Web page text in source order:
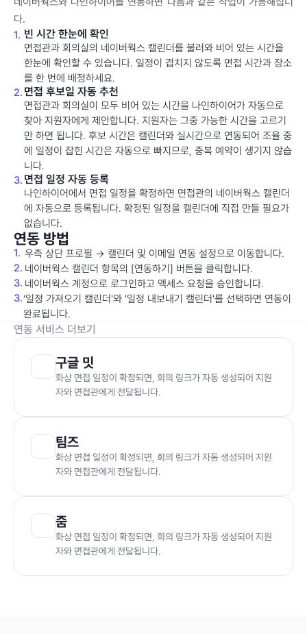
다.
1. 빈 시간 한눈에 확인
면접관과 회의실의 네이버웍스 캘린더를 불러와 비어 있는 시간을
한눈에 확인할 수 있습니다. 일정이 겹치지 않도록 면접 시간과 장소
를 한 번에 배정하세요.
2. 면접 후보일 자동 추천
면접관과 회의실이 모두 비어 있는 시간을 나인하이어가 자동으로
찾아 지원자에게 제안합니다. 지원자는 그중 가능한 시간을 고르기
만 하면 됩니다. 후보 시간은 캘린더와 실시간으로 연동되어 조율 중
에 일정이 잡힌 시간은 자동으로 빠지므로, 중복 예약이 생기지 않습
니다.
3. 면접 일정 자동 등록
나인하이어에서 면접 일정을 확정하면 면접관의 네이버웍스 캘린더
에 자동으로 등록됩니다. 확정된 일정을 캘린더에 직접 만들 필요가
없습니다.
연동 방법
1. 우측 상단 프로필 → 캘린더 및 이메일 연동 설정으로 이동합니다.
2. 네이버웍스 캘린더 항목의 [연동하기] 버튼을 클릭합니다.
3. 네이버웍스 계정으로 로그인하고 액세스 요청을 승인합니다.
3.‘일정 가져오기 캘린더'와 '일정 내보내기 캘린더'를 선택하면 연동이
완료됩니다.
연동 서비스 더보기
구글 밋
화상 면접 일정이 확정되면, 회의 링크가 자동 생성되어 지원
자와 면접관에게 전달됩니다.
팀즈
화상 면접 일정이 확정되면, 회의 링크가 자동 생성되어 지원
자와 면접관에게 전달됩니다.
줌
화상 면접 일정이 확정되면, 회의 링크가 자동 생성되어 지원
자와 면접관에게 전달됩니다.